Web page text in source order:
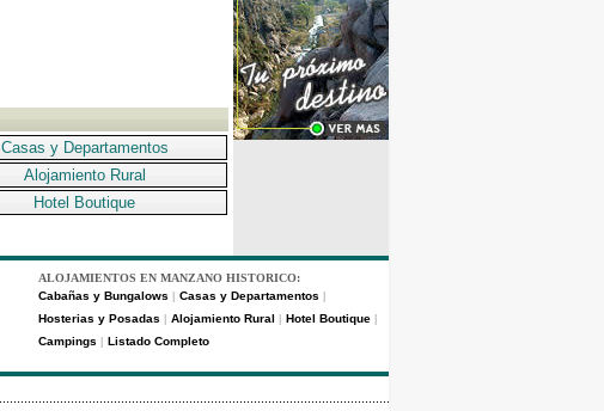
Casas y Departamentos
Alojamiento Rural
Hotel Boutique
ALOJAMIENTOS EN MANZANO HISTORICO:
Cabañas y Bungalows
Casas y Departamentos
Hosterias y Posadas Alojamiento Rural Hotel Boutique
Campings Listado Completo